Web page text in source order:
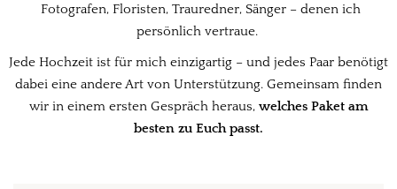
Fotografen, Floristen, Trauredner, Sänger – denen ich
persönlich vertraue.
Jede Hochzeit ist für mich einzigartig – und jedes Paar benötigt
dabei eine andere Art von Unterstützung. Gemeinsam finden
wir in einem ersten Gespräch heraus, welches Paket am
besten zu Euch passt.